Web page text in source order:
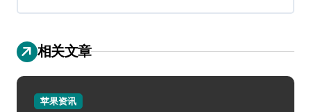
相关文章
苹果资讯